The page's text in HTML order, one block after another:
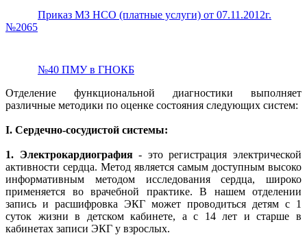
Приказ МЗ НСО (платные услуги) от 07.11.2012г.
№2065
№40 ПМУ в ГНОКБ
Отделение функциональной диагностики выполняет
различные методики по оценке состояния следующих систем:
I. Сердечно-сосудистой системы:
1. Электрокардиография- это регистрация электрической
активности сердца. Метод является самым доступным высоко
информативным методом исследования сердца, широко
применяется во врачебной практике. В нашем отделении
запись и расшифровка ЭКГ может проводиться детям с 1
суток жизни в детском кабинете, а с 14 лет и старше в
кабинетах записи ЭКГ у взрослых.